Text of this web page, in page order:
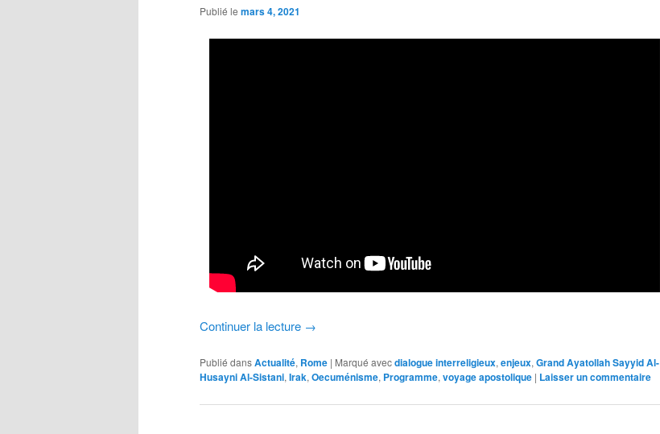
Publié le mars 4, 2021
Continuer la lecture →
Publié dansActualité, Rome | Marqué avecdialogue interreligieux,enjeux,Grand Ayatollah Sayyid Al-
Husayni Al-Sistani,Irak,Oecuménisme, Programme,voyage apostolique | Laisser un commentaire